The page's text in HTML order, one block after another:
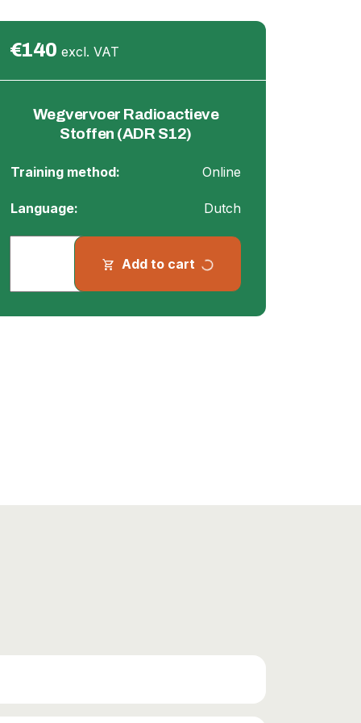
€140 excl. VAT
Wegvervoer Radioactieve
Stoffen (ADR S12)
Training method: Online
Language: Dutch
shopping_cart Add to cart progress_activity